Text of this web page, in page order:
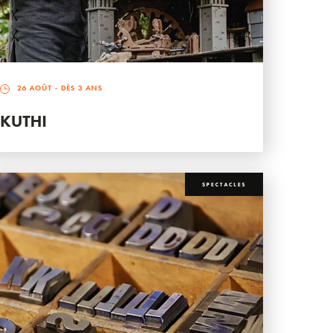
26 AOÛT - DÈS 3 ANS
KUTHI
SPECTACLES